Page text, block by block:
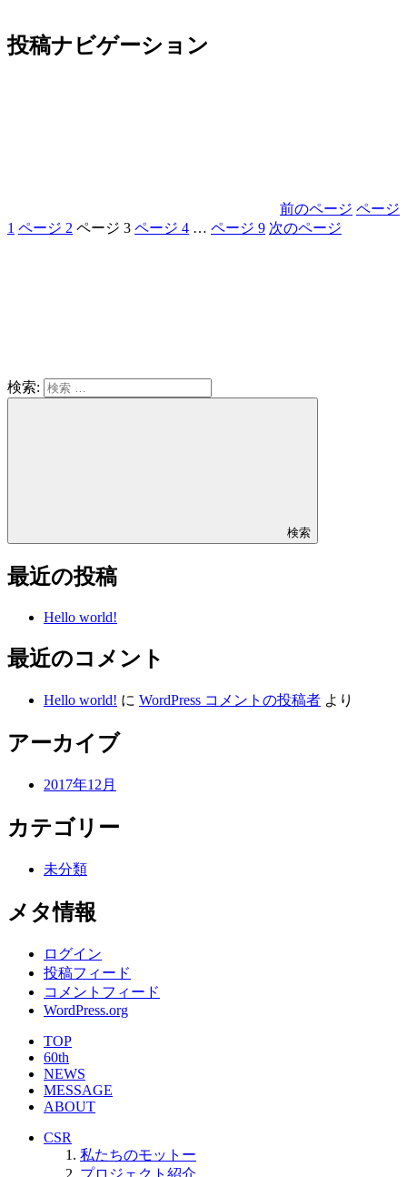
投稿ナビゲーション
前のページ ページ
1 ページ 2 ページ 3 ページ 4 … ページ 9 次のページ
検索:
検索
最近の投稿
Hello world!
最近のコメント
Hello world! に WordPress コメントの投稿者 より
アーカイブ
2017年12月
カテゴリー
未分類
メタ情報
ログイン
投稿フィード
コメントフィード
WordPress.org
TOP
60th
NEWS
MESSAGE
ABOUT
CSR
私たちのモットー
プロジェクト紹介